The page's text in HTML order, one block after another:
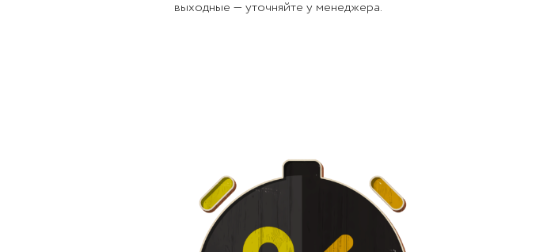
выходные — уточняйте у менеджера.